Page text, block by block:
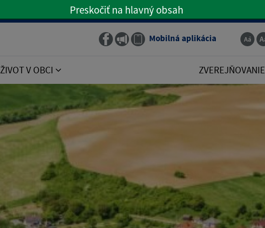
Preskočiť na hlavné menu
Preskočiť na hlavný obsah
Obecný rozhlas
Mobilná aplikácia
ŽIVOT V OBCI ZVEREJŇOVANIE